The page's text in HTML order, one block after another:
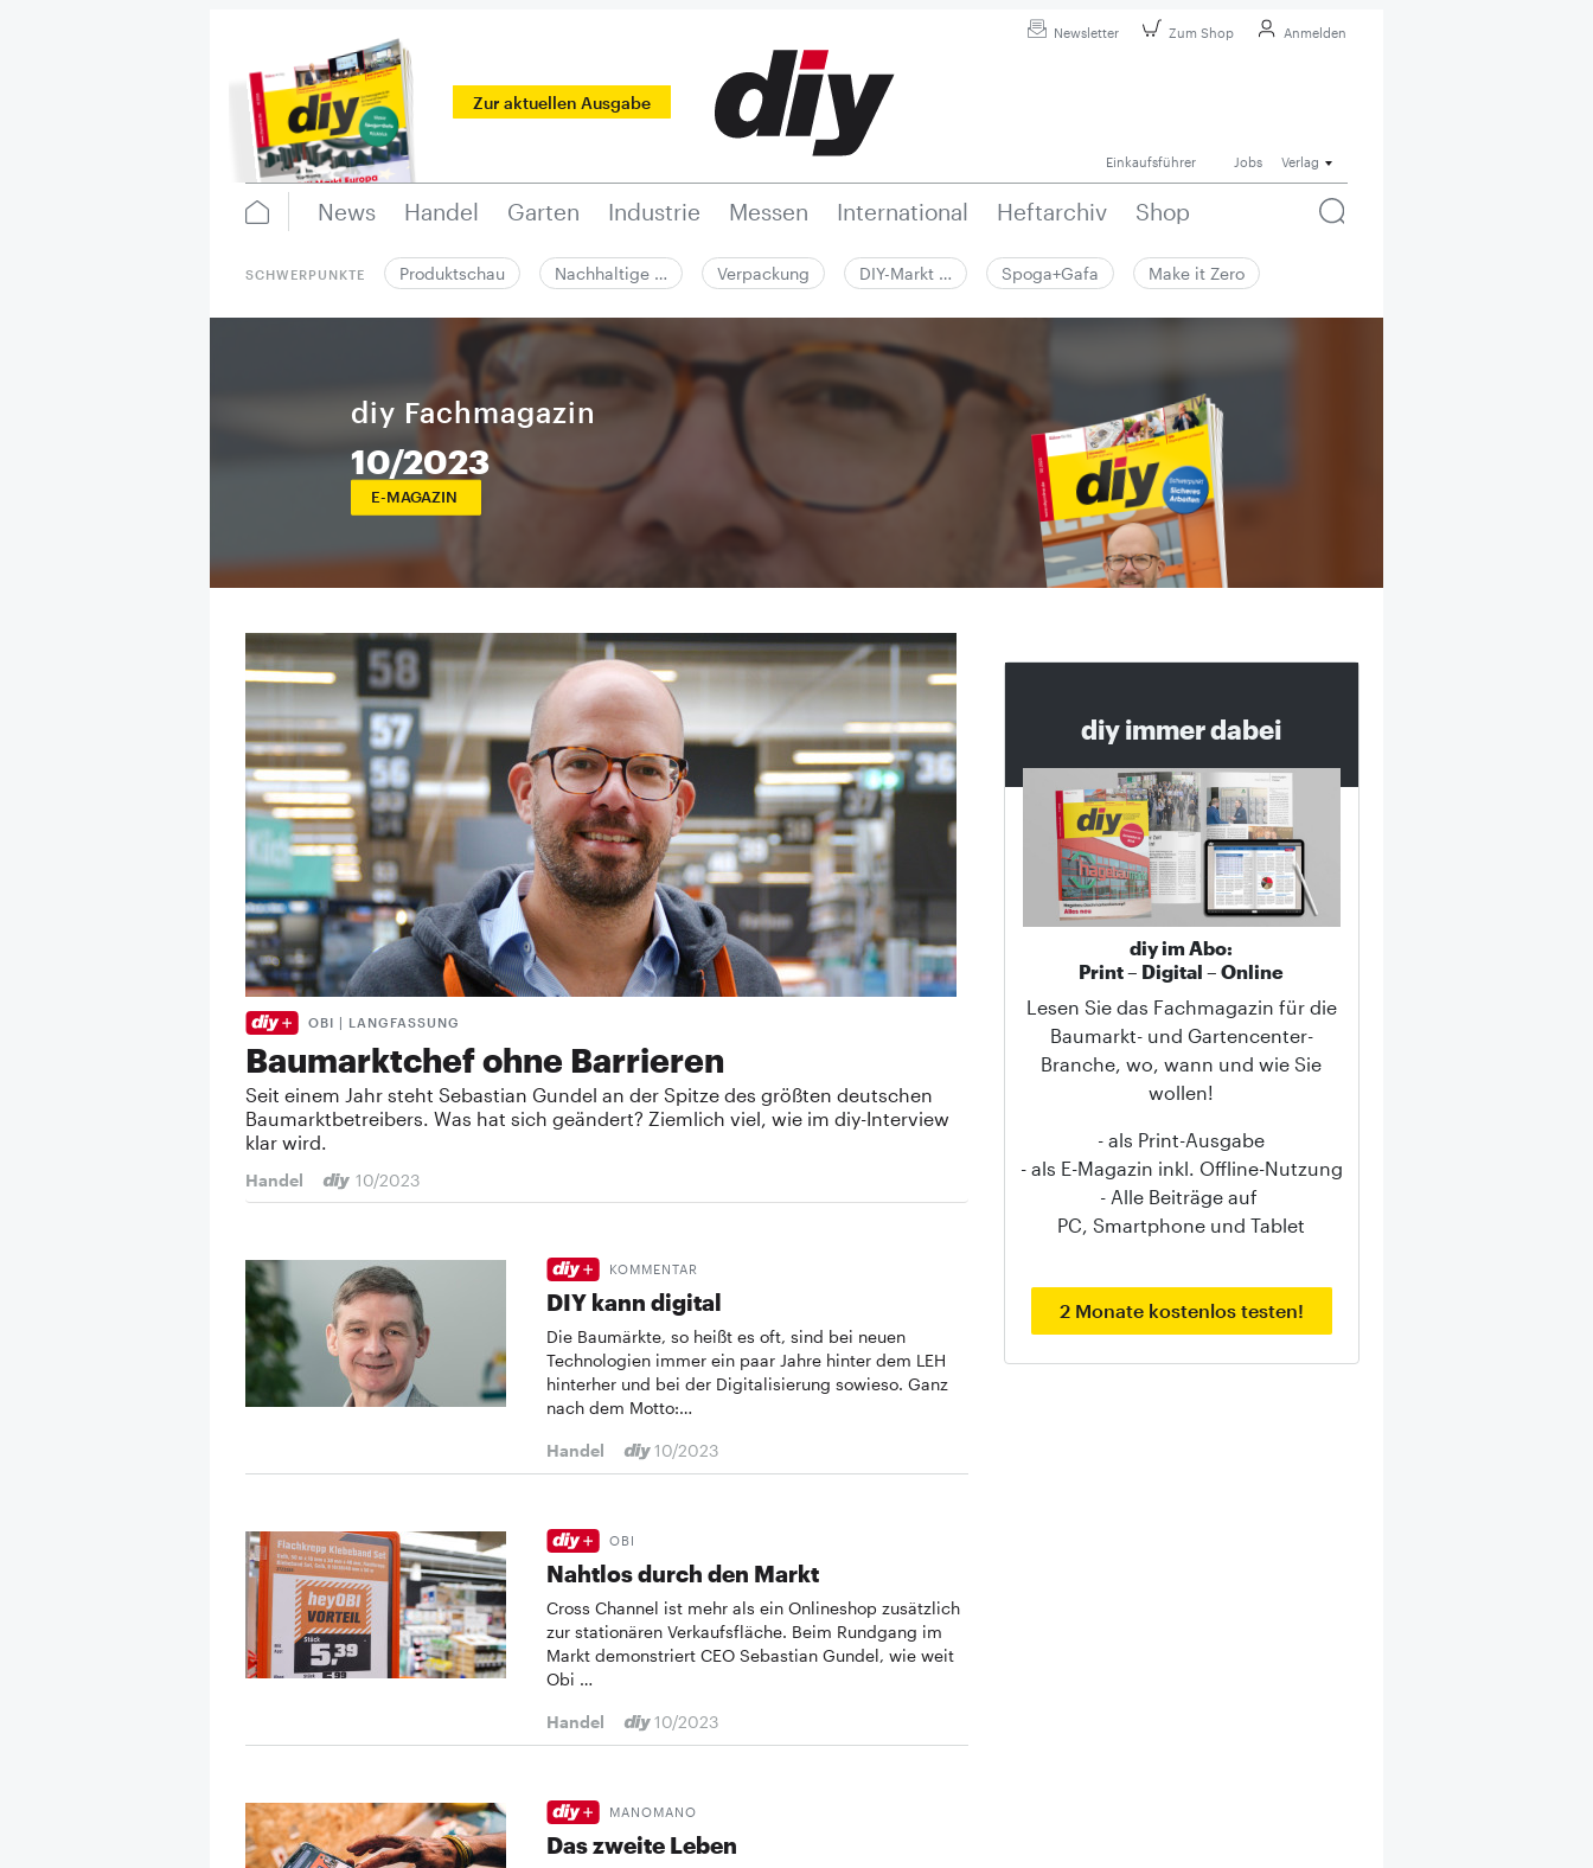
Newsletter Zum Shop Anmelden
Zur aktuellen Ausgabe
Einkaufsführer Jobs Verlag
News Handel Garten Industrie Messen International Heftarchiv Shop
SCHWERPUNKTE Produktschau Nachhaltige … Verpackung DIY-Markt … Spoga+Gafa Make it Zero
diy Fachmagazin
10/2023
E-MAGAZIN
OBI | LANGFASSUNG
Baumarktchef ohne Barrieren
Seit einem Jahr steht Sebastian Gundel an der Spitze des größten deutschen
Baumarktbetreibers. Was hat sich geändert? Ziemlich viel, wie im diy-Interview
klar wird.
Handel 10/2023
KOMMENTAR
DIY kann digital
Die Baumärkte, so heißt es oft, sind bei neuen
Technologien immer ein paar Jahre hinter dem LEH
hinterher und bei der Digitalisierung sowieso. Ganz
nach dem Motto:…
Handel 10/2023
OBI
Nahtlos durch den Markt
Cross Channel ist mehr als ein Onlineshop zusätzlich
zur stationären Verkaufsfläche. Beim Rundgang im
Markt demonstriert CEO Sebastian Gundel, wie weit
Obi …
Handel 10/2023
MANOMANO
Das zweite Leben
diy immer dabei
diy im Abo:
Print – Digital – Online
Lesen Sie das Fachmagazin für die
Baumarkt- und Gartencenter-
Branche, wo, wann und wie Sie
wollen!
- als Print-Ausgabe
- als E-Magazin inkl. Offline-Nutzung
- Alle Beiträge auf
PC, Smartphone und Tablet
2 Monate kostenlos testen!